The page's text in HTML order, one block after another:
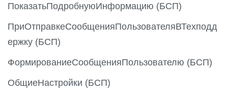
ПоказатьПодробнуюИнформацию (БСП)
ПриОтправкеСообщенияПользователяВТехподд
ержку (БСП)
ФормированиеСообщенияПользователю (БСП)
ОбщиеНастройки (БСП)